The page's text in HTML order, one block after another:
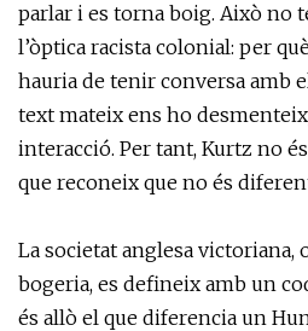
parlar i es torna boig. Això no
l’òptica racista colonial: per
hauria de tenir conversa amb
text mateix ens ho
interacció. Per tant, Kurtz no
que reconeix que no és
La societat anglesa victoriana,
bogeria, es defineix amb un
és allò el que diferencia un